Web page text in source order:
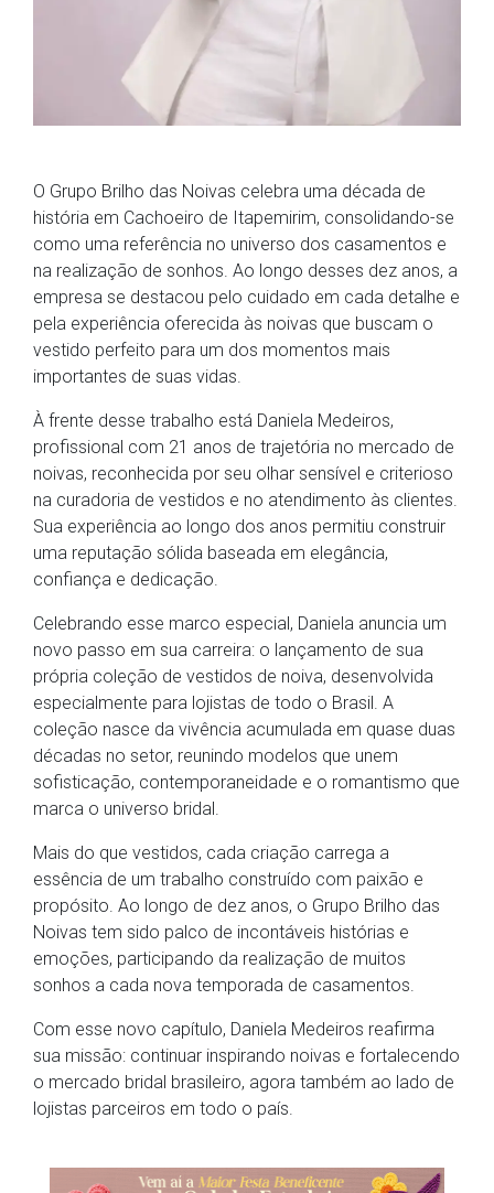
O Grupo Brilho das Noivas celebra uma década de
história em Cachoeiro de Itapemirim, consolidando-se
como uma referência no universo dos casamentos e
na realização de sonhos. Ao longo desses dez anos, a
empresa se destacou pelo cuidado em cada detalhe e
pela experiência oferecida às noivas que buscam o
vestido perfeito para um dos momentos mais
importantes de suas vidas.
À frente desse trabalho está Daniela Medeiros,
profissional com 21 anos de trajetória no mercado de
noivas, reconhecida por seu olhar sensível e criterioso
na curadoria de vestidos e no atendimento às clientes.
Sua experiência ao longo dos anos permitiu construir
uma reputação sólida baseada em elegância,
confiança e dedicação.
Celebrando esse marco especial, Daniela anuncia um
novo passo em sua carreira: o lançamento de sua
própria coleção de vestidos de noiva, desenvolvida
especialmente para lojistas de todo o Brasil. A
coleção nasce da vivência acumulada em quase duas
décadas no setor, reunindo modelos que unem
sofisticação, contemporaneidade e o romantismo que
marca o universo bridal.
Mais do que vestidos, cada criação carrega a
essência de um trabalho construído com paixão e
propósito. Ao longo de dez anos, o Grupo Brilho das
Noivas tem sido palco de incontáveis histórias e
emoções, participando da realização de muitos
sonhos a cada nova temporada de casamentos.
Com esse novo capítulo, Daniela Medeiros reafirma
sua missão: continuar inspirando noivas e fortalecendo
o mercado bridal brasileiro, agora também ao lado de
lojistas parceiros em todo o país.